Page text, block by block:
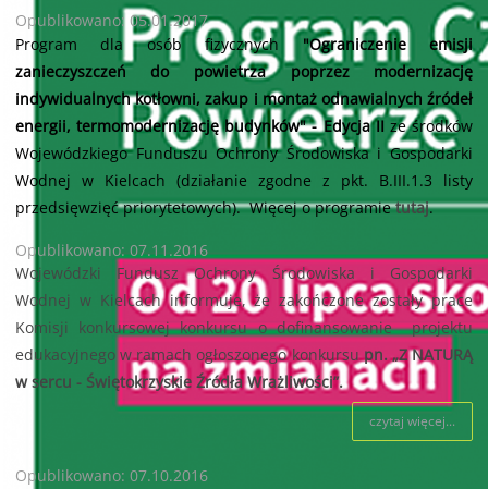
Opublikowano: 05.01.2017
Program dla osób fizycznych "Ograniczenie emisji
zanieczyszczeń do powietrza poprzez modernizację
indywidualnych kotłowni, zakup i montaż odnawialnych źródeł
energii, termomodernizację budynków" - Edycja II ze środków
Wojewódzkiego Funduszu Ochrony Środowiska i Gospodarki
Wodnej w Kielcach (działanie zgodne z pkt. B.III.1.3 listy
przedsięwzięć priorytetowych). Więcej o programietutaj.
Opublikowano: 07.11.2016
Wojewódzki Fundusz Ochrony Środowiska i Gospodarki
Wodnej w Kielcach informuje, że zakończone zostały prace
Komisji konkursowej konkursu o dofinansowanie projektu
edukacyjnego w ramach ogłoszonego konkursupn. „Z NATURĄ
w sercu - Świętokrzyskie Źródła Wrażliwości”.
czytaj więcej...
Opublikowano: 07.10.2016